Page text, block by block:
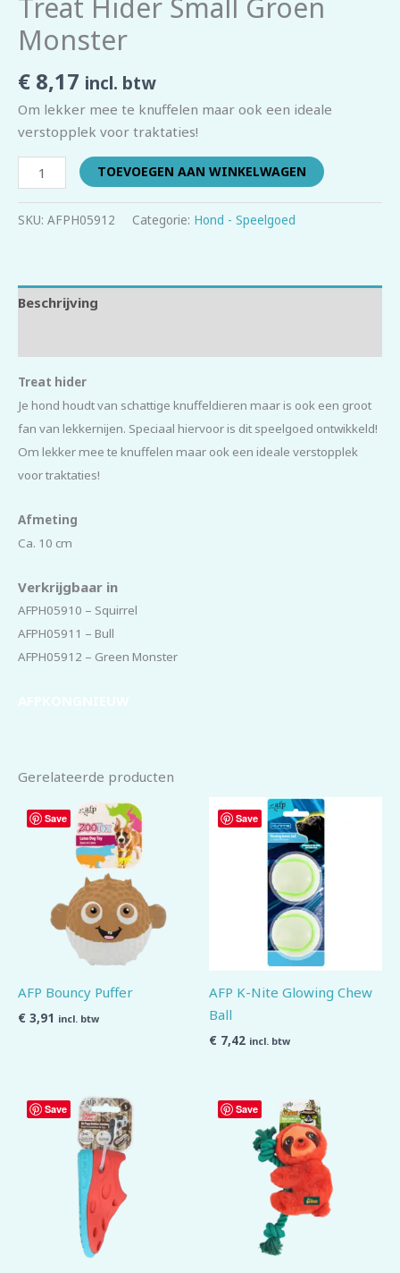
Treat Hider Small Groen
Monster
€ 8,17 incl. btw
Om lekker mee te knuffelen maar ook een ideale
verstopplek voor traktaties!
TOEVOEGEN AAN WINKELWAGEN
SKU: AFPH05912 Categorie: Hond - Speelgoed
Beschrijving
Treat hider
Je hond houdt van schattige knuffeldieren maar is ook een groot
fan van lekkernijen. Speciaal hiervoor is dit speelgoed ontwikkeld!
Om lekker mee te knuffelen maar ook een ideale verstopplek
voor traktaties!
Afmeting
Ca. 10 cm
Verkrijgbaar in
AFPH05910 – Squirrel
AFPH05911 – Bull
AFPH05912 – Green Monster
Gerelateerde producten
Save
AFP Bouncy Puffer
€ 3,91 incl. btw
Save
AFP K-Nite Glowing Chew
Ball
€ 7,42 incl. btw
Save Save